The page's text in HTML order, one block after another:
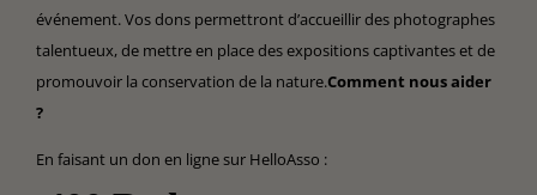
événement. Vos dons permettront d’accueillir des photographes
talentueux, de mettre en place des expositions captivantes et de
promouvoir la conservation de la nature.Comment nous aider
?
En faisant un don en ligne sur HelloAsso :